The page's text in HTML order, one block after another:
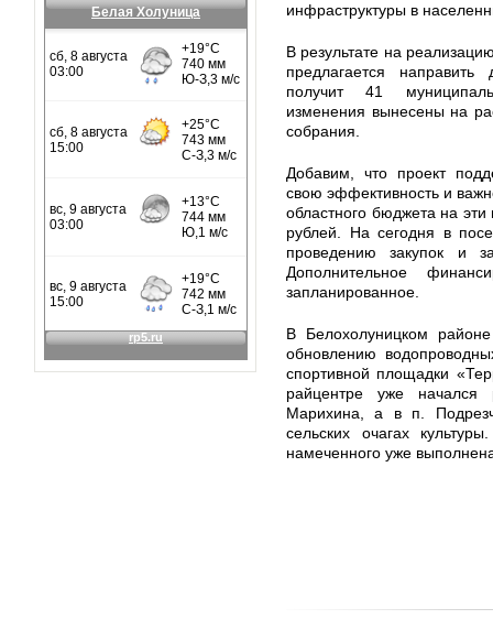
Белая Холуница
инфраструктуры в
В результате на
предлагается
получит 41
изменения вынесены на
собрания.
Добавим, что проект
свою эффективность и
областного бюджета на
рублей. На сегодня в
проведению закупок и
Дополнительное
запланированное.
В Белохолуницком
обновлению
спортивной площадки
райцентре уже
Марихина, а в п.
сельских очагах
намеченного уже